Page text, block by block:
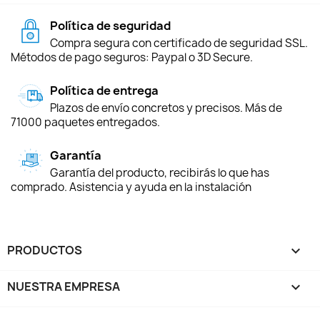
Política de seguridad
Compra segura con certificado de seguridad SSL.
Métodos de pago seguros: Paypal o 3D Secure.
Política de entrega
Plazos de envío concretos y precisos. Más de
71000 paquetes entregados.
Garantía
Garantía del producto, recibirás lo que has
comprado. Asistencia y ayuda en la instalación
PRODUCTOS 
NUESTRA EMPRESA 